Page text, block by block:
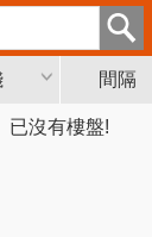
間隔
已沒有樓盤!